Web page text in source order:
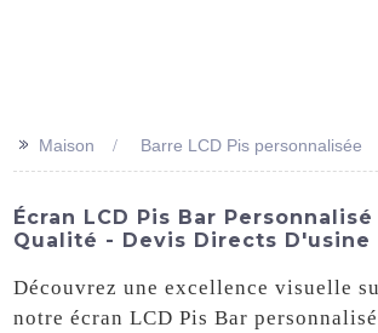
>> Maison Barre LCD Pis personnalisée
Écran LCD Pis Bar
Qualité - Devis Directs D'usine
Découvrez une excellence visuelle
notre écran LCD Pis Bar